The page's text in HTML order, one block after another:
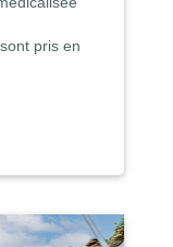
pris en